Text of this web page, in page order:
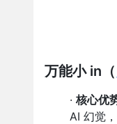
万能小 in （
· 核心优
AI 幻觉